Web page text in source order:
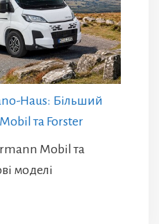
Haus: Більший
та Forster
Mobil та
моделі